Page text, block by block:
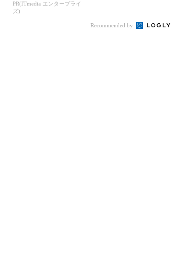
PR(ITmedia エンタープライ
ズ)
Recommended by